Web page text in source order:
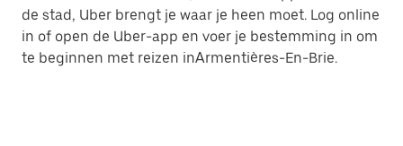
de stad, Uber brengt je waar je heen moet. Log online
in of open de Uber-app en voer je bestemming in om
te beginnen met reizen inArmentières-En-Brie.